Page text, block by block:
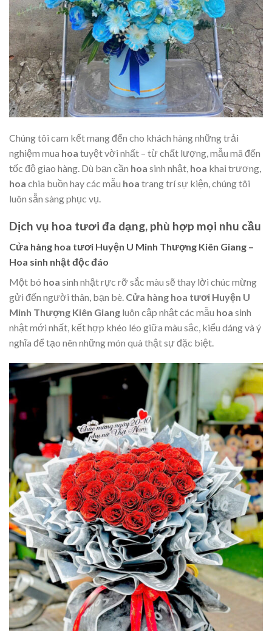
Chúng tôi cam kết mang đến cho khách hàng những trải
nghiệm mua hoa tuyệt vời nhất – từ chất lượng, mẫu mã đến
tốc độ giao hàng. Dù bạn cần hoa sinh nhật, hoa khai trương,
hoa chia buồn hay các mẫu hoa trang trí sự kiện, chúng tôi
luôn sẵn sàng phục vụ.
Dịch vụ hoa tươi đa dạng, phù hợp mọi nhu cầu
Cửa hàng hoa tươi Huyện U Minh Thượng Kiên Giang –
Hoa sinh nhật độc đáo
Một bó hoa sinh nhật rực rỡ sắc màu sẽ thay lời chúc mừng
gửi đến người thân, bạn bè. Cửa hàng hoa tươi Huyện U
Minh Thượng Kiên Giang luôn cập nhật các mẫu hoa sinh
nhật mới nhất, kết hợp khéo léo giữa màu sắc, kiểu dáng và ý
nghĩa để tạo nên những món quà thật sự đặc biệt.